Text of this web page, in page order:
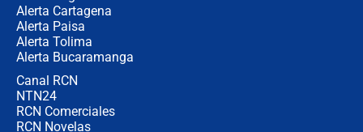
Alerta Cartagena
Alerta Paisa
Alerta Tolima
Alerta Bucaramanga
Canal RCN
NTN24
RCN Comerciales
RCN Novelas